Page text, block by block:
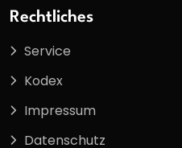
Rechtliches
Service
Kodex
Impressum
Datenschutz